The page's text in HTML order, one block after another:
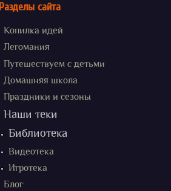
Разделы сайта
Копилка идей
Легомания
Путешествуем с детьми
Домашняя школа
Праздники и сезоны
Наши теки
Библиотека
Видеотека
Игротека
Блог